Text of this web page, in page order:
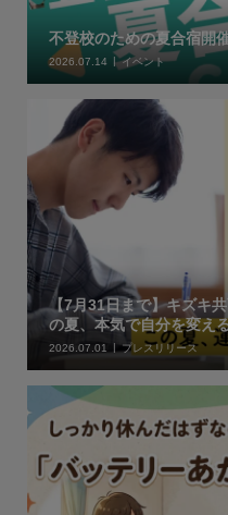
不登校のための夏合宿開
2026.07.14 イベント
【7月31日まで】キズキ
の夏、本気で自分を変え
2026.07.01 プレスリリース